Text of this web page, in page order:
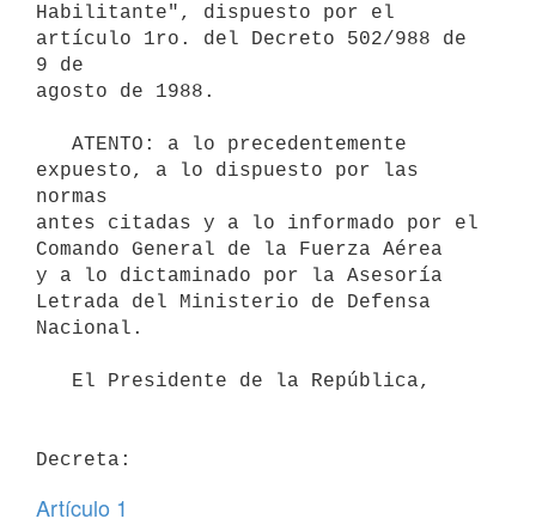
Habilitante", dispuesto por el
artículo 1ro. del Decreto 502/988 de
9 de
agosto de 1988.
expuesto, a lo dispuesto por las
normas
antes citadas y a lo informado por el
Comando General de la Fuerza Aérea
y a lo dictaminado por la Asesoría
Letrada del Ministerio de Defensa
Nacional.
Decreta:
Artículo 1